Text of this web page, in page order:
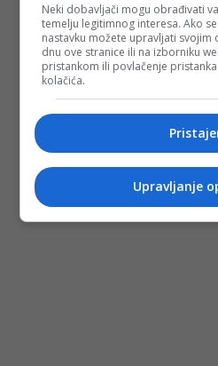
Neki dobavljači mogu obrađivati
temelju legitimnog interesa. Ako
nastavku možete upravljati svojim
dnu ove stranice ili na izborniku
pristankom ili povlačenje
kolačića.
Upravljanje